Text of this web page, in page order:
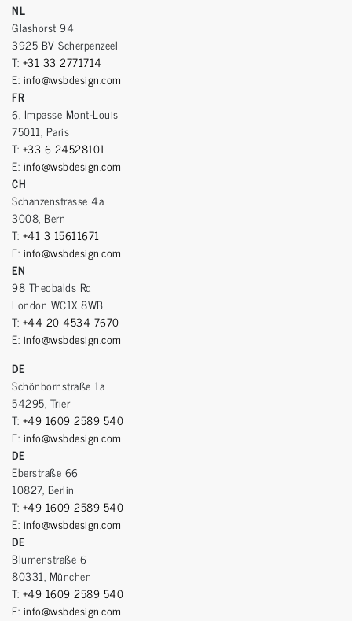
NL
Glashorst 94
3925 BV Scherpenzeel
T: +31 33 2771714
E: info@wsbdesign.com
FR
6, Impasse Mont-Louis
75011, Paris
T: +33 6 24528101
E: info@wsbdesign.com
CH
Schanzenstrasse 4a
3008, Bern
T: +41 3 15611671
E: info@wsbdesign.com
EN
98 Theobalds Rd
London WC1X 8WB
T: +44 20 4534 7670
E: info@wsbdesign.com
DE
Schönbornstraße 1a
54295, Trier
T: +49 1609 2589 540
E: info@wsbdesign.com
DE
Eberstraße 66
10827, Berlin
T: +49 1609 2589 540
E: info@wsbdesign.com
DE
Blumenstraße 6
80331, München
T: +49 1609 2589 540
E: info@wsbdesign.com